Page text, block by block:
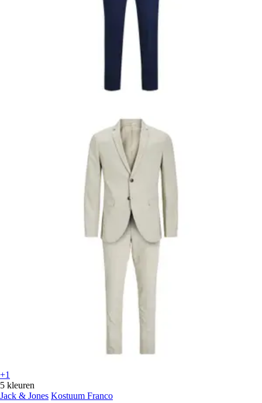
+1
5 kleuren
Jack & Jones Kostuum Franco